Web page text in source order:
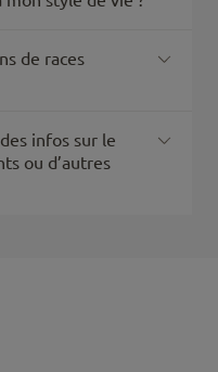
de races
infos sur le
ou d’autres